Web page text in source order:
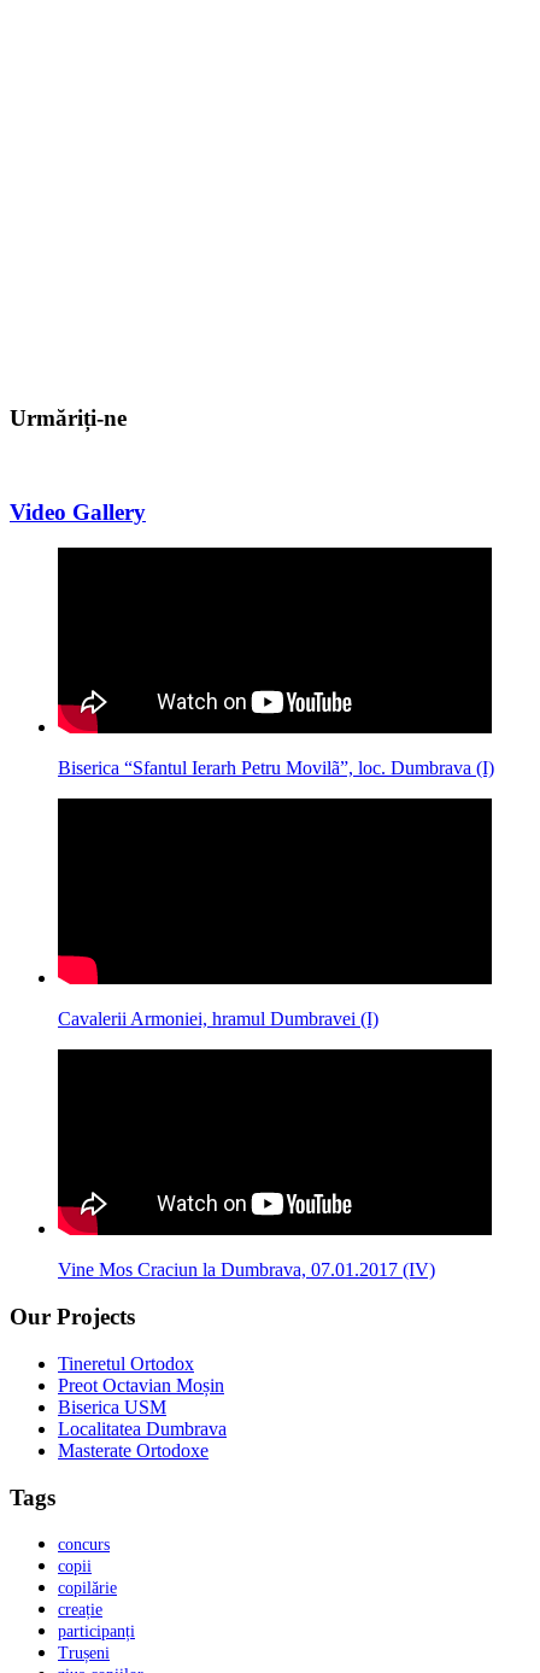
Urmăriți-ne
Video Gallery
Biserica “Sfantul Ierarh Petru Movilã”, loc. Dumbrava (I)
Cavalerii Armoniei, hramul Dumbravei (I)
Vine Mos Craciun la Dumbrava, 07.01.2017 (IV)
Our Projects
Tineretul Ortodox
Preot Octavian Moșin
Biserica USM
Localitatea Dumbrava
Masterate Ortodoxe
Tags
concurs
copii
copilărie
creație
participanți
Trușeni